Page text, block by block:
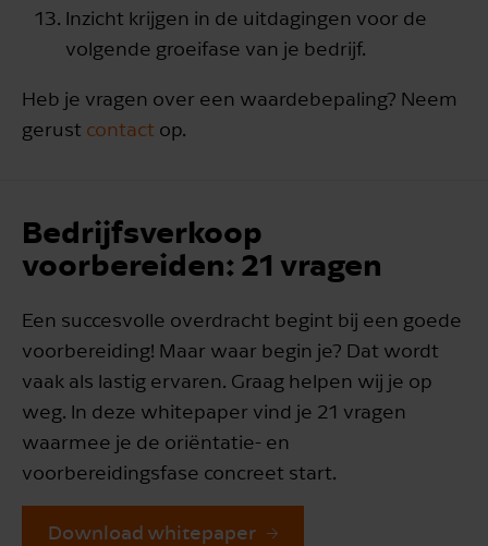
Inzicht krijgen in de uitdagingen voor de
volgende groeifase van je bedrijf.
Heb je vragen over een waardebepaling? Neem
gerust contact op.
Bedrijfsverkoop
voorbereiden: 21 vragen
Een succesvolle overdracht begint bij een goede
voorbereiding! Maar waar begin je? Dat wordt
vaak als lastig ervaren. Graag helpen wij je op
weg. In deze whitepaper vind je 21 vragen
waarmee je de oriëntatie- en
voorbereidingsfase concreet start.
Download whitepaper